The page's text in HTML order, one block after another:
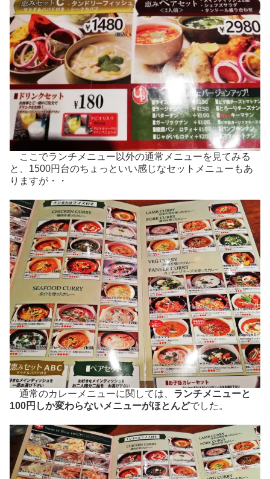
ここでランチメニュー以外の通常メニューを見てみる
と、1500円台のちょっといい感じなセットメニューもあ
りますが・・
通常のカレーメニューに関しては、 ランチメニューと
100円しか変わらないメニューがほとんどでした。